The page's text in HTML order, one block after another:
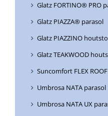
Glatz FORTINO® PRO
Glatz PIAZZA® parasol
Glatz PIAZZINO
Glatz TEAKWOOD
Suncomfort FLEX
Umbrosa NATA parasol
Umbrosa NATA UX